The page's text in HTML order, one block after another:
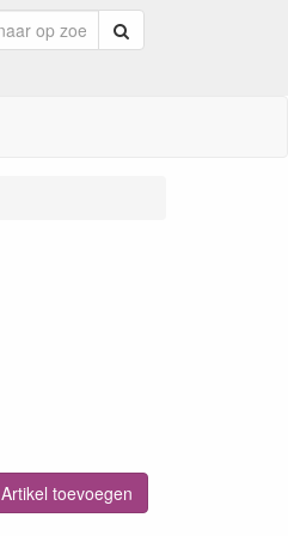
Artikel toevoegen